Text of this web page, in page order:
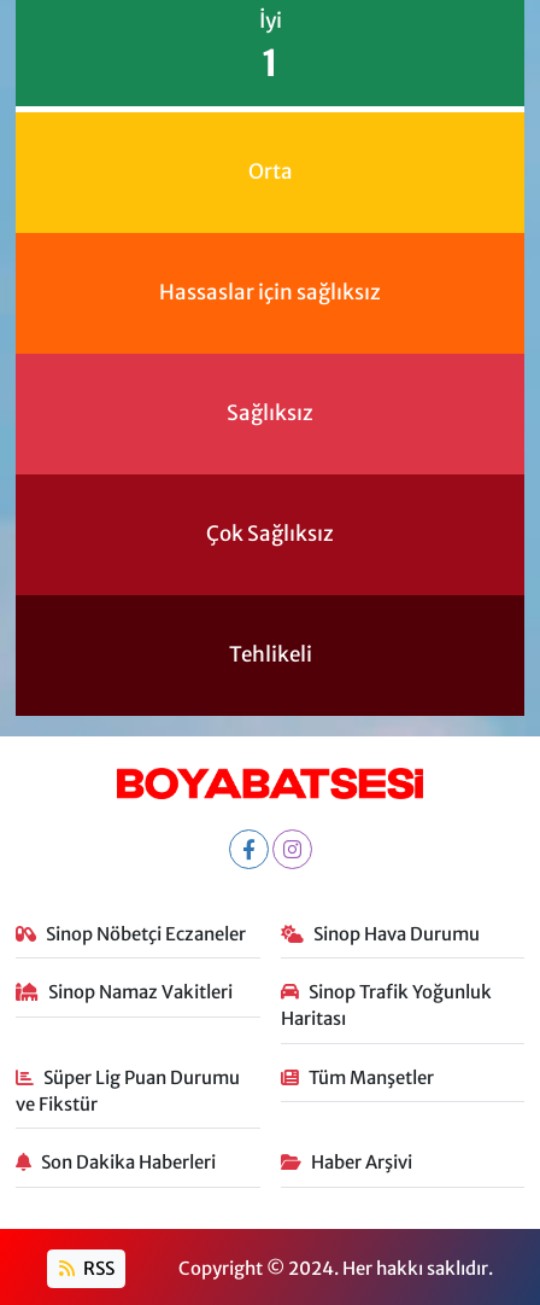
İyi
1
Orta
Hassaslar için sağlıksız
Sağlıksız
Çok Sağlıksız
Tehlikeli
Sinop Nöbetçi Eczaneler Sinop Hava Durumu
Sinop Namaz Vakitleri
Sinop Trafik Yoğunluk
Haritası
Süper Lig Puan Durumu
ve Fikstür
Tüm Manşetler
Son Dakika Haberleri Haber Arşivi
RSS Copyright © 2024. Her hakkı saklıdır.